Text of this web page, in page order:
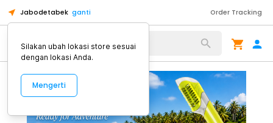
Jabodetabek ganti Order Tracking
Alat Kopi
Silakan ubah lokasi store sesuai
dengan lokasi Anda.
Mengerti